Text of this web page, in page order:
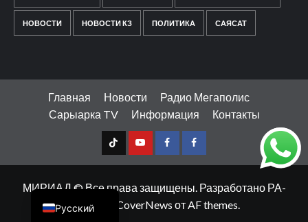
НОВОСТИ НОВОСТИ КЗ ПОЛИТИКА САЯСАТ
Главная Новости
Радио Мегаполис
Сарыарка TV
Информация Контакты
TT Youtube
FB1 FB2
МИРИАД © Все права защищены. Разработано РА-
МЕДИА
CoverNews от AF themes.
Русский
Қазақ тілі